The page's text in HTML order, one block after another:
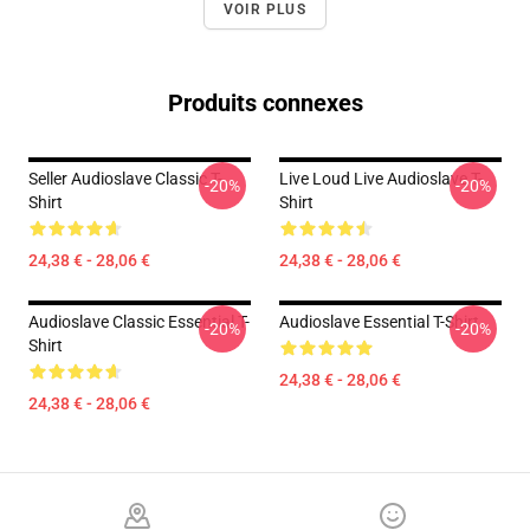
VOIR PLUS
Produits connexes
Seller Audioslave Classic T-
Shirt
24,38 € - 28,06 €
-20%
Live Loud Live Audioslave T-
Shirt
24,38 € - 28,06 €
-20%
Audioslave Classic Essential T-
Shirt
24,38 € - 28,06 €
-20% Audioslave Essential T-Shirt
24,38 € - 28,06 €
-20%